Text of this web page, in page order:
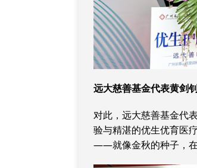
远大慈善基金代表黄剑
对此，远大慈善基金代
验与精湛的优生优育医
——就像金秋的种子，在